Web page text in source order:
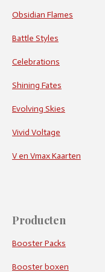
Obsidian Flames
Battle Styles
Celebrations
Shining Fates
Evolving Skies
Vivid Voltage
V en Vmax Kaarten
Producten
Booster Packs
Booster boxen